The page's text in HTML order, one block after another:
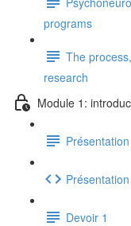
programs
The
research
Module 1:
Devoir 1